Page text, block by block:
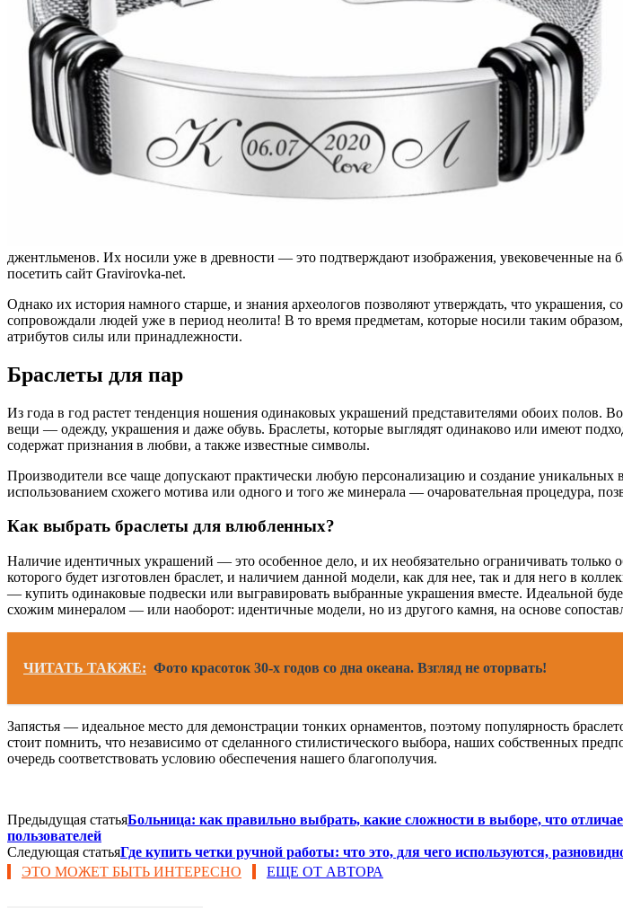
джентльменов. Их носили уже в древности — это подтверждают изображения, увековеченные на
посетить сайт Gravirovka-net.
Однако их история намного старше, и знания археологов позволяют утверждать, что украшения,
сопровождали людей уже в период неолита! В то время предметам, которые носили таким
атрибутов силы или принадлежности.
Браслеты для пар
Из года в год растет тенденция ношения одинаковых украшений представителями обоих полов.
вещи — одежду, украшения и даже обувь. Браслеты, которые выглядят одинаково или имеют
содержат признания в любви, а также известные символы.
Производители все чаще допускают практически любую персонализацию и создание
использованием схожего мотива или одного и того же минерала — очаровательная процедура,
Как выбрать браслеты для влюбленных?
Наличие идентичных украшений — это особенное дело, и их необязательно ограничивать
которого будет изготовлен браслет, и наличием данной модели, как для нее, так и для него в
— купить одинаковые подвески или выгравировать выбранные украшения вместе. Идеальной
схожим минералом — или наоборот: идентичные модели, но из другого камня, на основе
ЧИТАТЬ ТАКЖЕ: Фото красоток 30-х годов со дна океана. Взгляд не оторвать!
Запястья — идеальное место для демонстрации тонких орнаментов, поэтому популярность
стоит помнить, что независимо от сделанного стилистического выбора, наших собственных
очередь соответствовать условию обеспечения нашего благополучия.
Предыдущая статьяБольница: как правильно выбрать, какие сложности в выборе, что
пользователей
Следующая статьяГде купить четки ручной работы: что это, для чего используются,
ЭТО МОЖЕТ БЫТЬ ИНТЕРЕСНО
ЕЩЕ ОТ АВТОРА